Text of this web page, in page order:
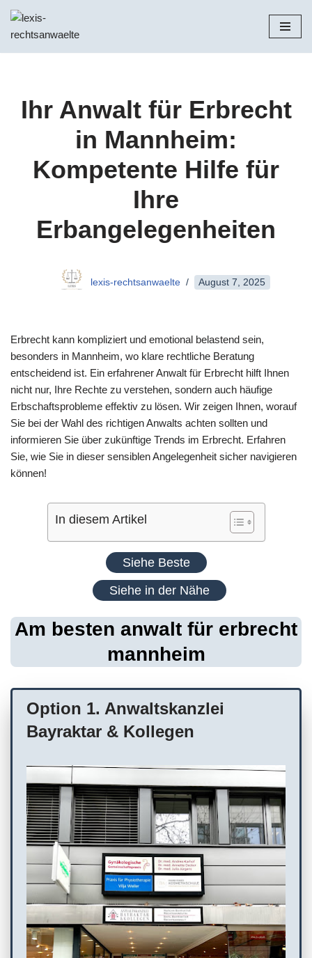
Zum
Inhalt
Ihr Anwalt für Erbrecht
in Mannheim:
Kompetente Hilfe für
Ihre
Erbangelegenheiten
lexis-rechtsanwaelte August 7, 2025
Erbrecht kann kompliziert und emotional belastend sein,
besonders in Mannheim, wo klare rechtliche Beratung
entscheidend ist. Ein erfahrener Anwalt für Erbrecht hilft Ihnen
nicht nur, Ihre Rechte zu verstehen, sondern auch häufige
Erbschaftsprobleme effektiv zu lösen. Wir zeigen Ihnen, worauf
Sie bei der Wahl des richtigen Anwalts achten sollten und
informieren Sie über zukünftige Trends im Erbrecht. Erfahren
Sie, wie Sie in dieser sensiblen Angelegenheit sicher navigieren
können!
In diesem Artikel
Siehe Beste
Siehe in der Nähe
Am besten anwalt für erbrecht
mannheim
Option 1. Anwaltskanzlei
Bayraktar & Kollegen